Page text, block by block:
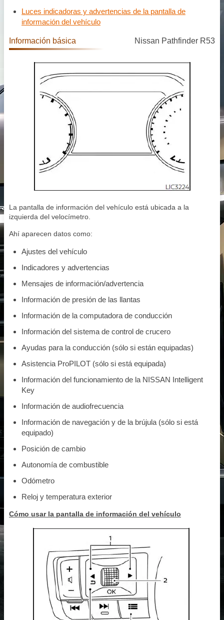
Luces indicadoras y advertencias de la pantalla de
información del vehículo
Información básica Nissan Pathfinder R53
La pantalla de información del vehículo está ubicada a la
izquierda del velocímetro.
Ahí aparecen datos como:
Ajustes del vehículo
Indicadores y advertencias
Mensajes de información/advertencia
Información de presión de las llantas
Información de la computadora de conducción
Información del sistema de control de crucero
Ayudas para la conducción (sólo si están equipadas)
Asistencia ProPILOT (sólo si está equipada)
Información del funcionamiento de la NISSAN Intelligent
Key
Información de audiofrecuencia
Información de navegación y de la brújula (sólo si está
equipado)
Posición de cambio
Autonomía de combustible
Odómetro
Reloj y temperatura exterior
Cómo usar la pantalla de información del vehículo